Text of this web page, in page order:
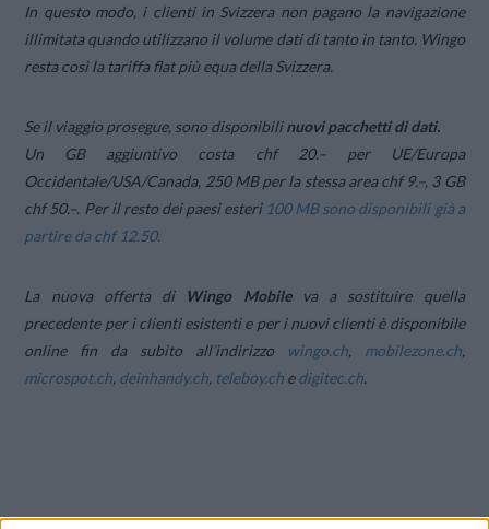
In questo modo, i clienti in Svizzera non pagano la navigazione
illimitata quando utilizzano il volume dati di tanto in tanto. Wingo
resta così la tariffa flat più equa della Svizzera.
Se il viaggio prosegue, sono disponibilinuovi pacchetti di dati.
Un GB aggiuntivo costa chf 20.– per UE/Europa
Occidentale/USA/Canada, 250 MB per la stessa area chf 9.–, 3 GB
chf 50.–. Per il resto dei paesi esteri 100 MB sono disponibili già a
partire da chf 12.50.
La nuova offerta di Wingo Mobileva a sostituire quella
precedente per i clienti esistenti e per i nuovi clienti è disponibile
online fin da subito all’indirizzo
wingo.ch, mobilezone.ch,
microspot.ch, deinhandy.ch, teleboy.ch edigitec.ch.